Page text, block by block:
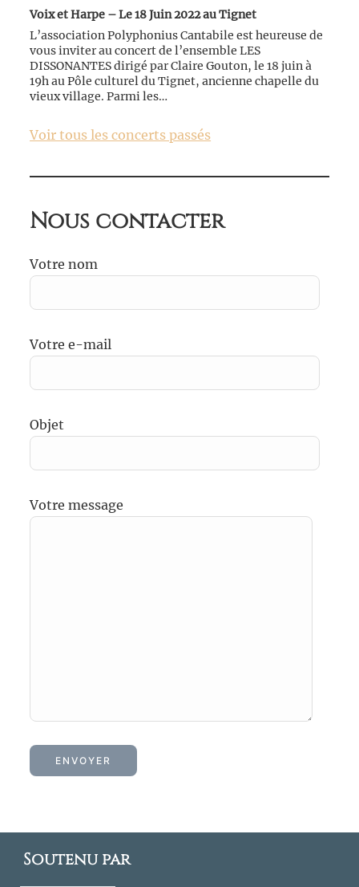
Voix et Harpe – Le 18 Juin 2022 au Tignet
L’association Polyphonius Cantabile est heureuse de
vous inviter au concert de l’ensemble LES
DISSONANTES dirigé par Claire Gouton, le 18 juin à
19h au Pôle culturel du Tignet, ancienne chapelle du
vieux village. Parmi les…
Voir tous les concerts passés
Nous contacter
Votre nom
Votre e-mail
Objet
Votre message
Soutenu par